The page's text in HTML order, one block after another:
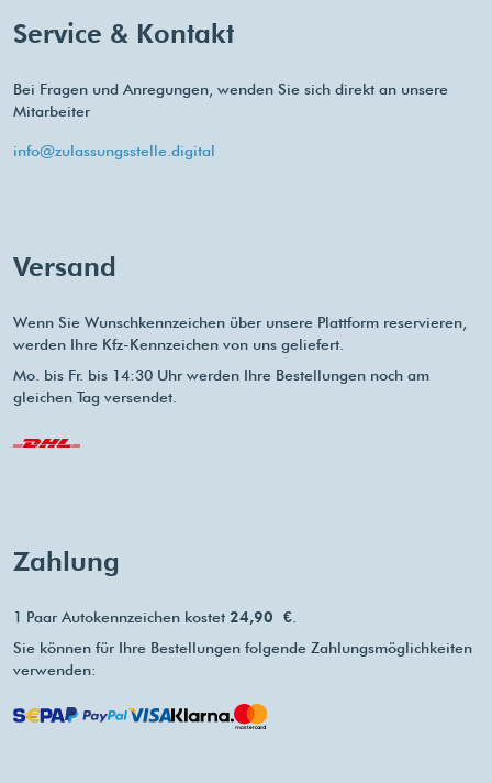
Service & Kontakt
Bei Fragen und Anregungen, wenden Sie sich direkt an unsere
Mitarbeiter
info@zulassungsstelle.digital
Versand
Wenn Sie Wunschkennzeichen über unsere Plattform reservieren,
werden Ihre Kfz-Kennzeichen von uns geliefert.
Mo. bis Fr. bis 14:30 Uhr werden Ihre Bestellungen noch am
gleichen Tag versendet.
Zahlung
1 Paar Autokennzeichen kostet 24,90 €
Sie können für Ihre Bestellungen folgende Zahlungsmöglichkeiten
verwenden: